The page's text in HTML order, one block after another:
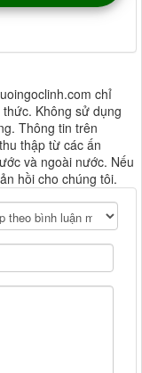
chỉ
Không sử dụng
Thông tin trên
thập từ các ấn
và ngoài nước. Nếu
hồi cho chúng tôi.